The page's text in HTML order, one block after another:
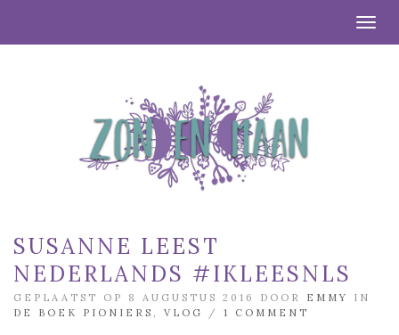
SUSANNE LEEST
NEDERLANDS #IKLEESNLS
GEPLAATST OP 8 AUGUSTUS 2016 DOOR EMMY
IN
DE BOEK PIONIERS
VLOG / 1 COMMENT